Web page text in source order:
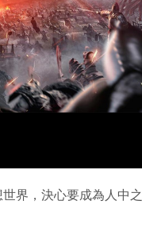
界，決心要成為人中之